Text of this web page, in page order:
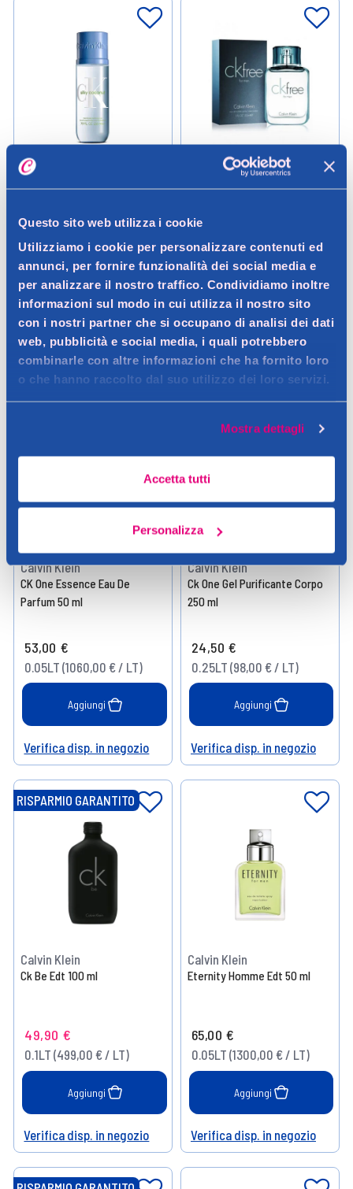
Questo sito web utilizza i cookie
Utilizziamo i cookie per personalizzare contenuti ed
annunci, per fornire funzionalità dei social media e
per analizzare il nostro traffico. Condividiamo inoltre
informazioni sul modo in cui utilizza il nostro sito
con i nostri partner che si occupano di analisi dei dati
web, pubblicità e social media, i quali potrebbero
combinarle con altre informazioni che ha fornito loro
o che hanno raccolto dal suo utilizzo dei loro servizi.
Mostra dettagli
Accetta tutti
Personalizza
Calvin Klein
CK One Sheer Peach Unisex
ml
38,00 €
0.236LT (161,02 € / LT)
Aggiungi
Help
Verifica disp. in negozio
Calvin Klein
Calvin Klein CK Free Eau de
37,50 €
0.03LT (1250,00 € / LT)
Aggiungi
Help
Verifica disp. in negozio
Calvin Klein
CK One Essence Eau De
Parfum 50 ml
53,00 €
0.05LT (1060,00 € / LT)
Aggiungi
Help
Verifica disp. in negozio
Calvin Klein
Ck One Gel Purificante Corpo
250 ml
24,50 €
0.25LT (98,00 € / LT)
Aggiungi
Help
Verifica disp. in negozio
RISPARMIO GARANTITO
Calvin Klein
Ck Be Edt 100 ml
49,90 €
0.1LT (499,00 € / LT)
Aggiungi
Help
Verifica disp. in negozio
Calvin Klein
Eternity Homme Edt 50 ml
65,00 €
0.05LT (1300,00 € / LT)
Aggiungi
Help
Verifica disp. in negozio